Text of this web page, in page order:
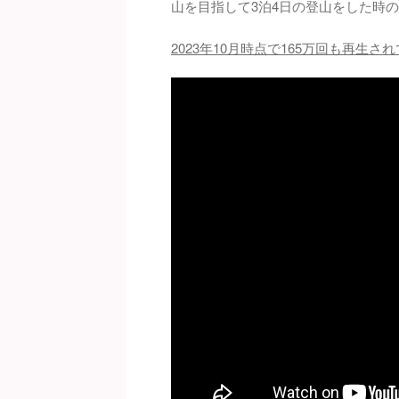
山を目指して3泊4日の登山をした時の
2023年10月時点で165万回も再生され